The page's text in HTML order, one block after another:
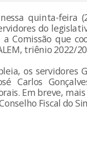
quinta-feira
do
Comissão que
triênio 2022/
os servidores
Carlos
Em breve,
Fiscal do